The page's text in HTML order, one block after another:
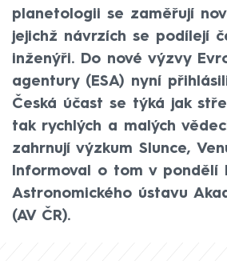
planetologii se zaměřují
jejichž návrzích se podílejí
inženýři. Do nové výzvy
agentury (ESA) nyní
Česká účast se týká jak
tak rychlých a malých
zahrnují výzkum Slunce,
Informoval o tom v pondělí
Astronomického ústavu
(AV ČR).